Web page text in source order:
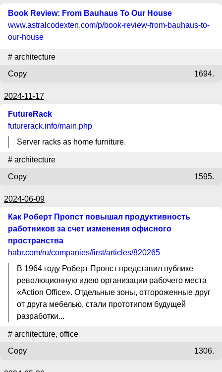
Book Review: From Bauhaus To Our House
www.astralcodexten.com/p/book-review-from-bauhaus-to-
our-house
# architecture
Copy
1694.
2024-11-17
FutureRack
futurerack.info/main.php
Server racks as home furniture.
# architecture
Copy
1595.
2024-06-09
Как Роберт Пропст повышал продуктивность
работников за счет изменения офисного
пространства
habr.com/ru/companies/first/articles/820265
В 1964 году Роберт Пропст представил публике
революционную идею организации рабочего места
«Action Office». Отдельные зоны, отгороженные друг
от друга мебелью, стали прототипом будущей
разработки...
# architecture, office
Copy
1306.